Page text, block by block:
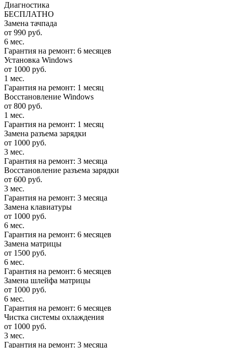
Диагностика
БЕСПЛАТНО
Замена тачпада
от 990 руб.
6 мес.
Гарантия на ремонт: 6 месяцев
Установка Windows
от 1000 руб.
1 мес.
Гарантия на ремонт: 1 месяц
Восстановление Windows
от 800 руб.
1 мес.
Гарантия на ремонт: 1 месяц
Замена разъема зарядки
от 1000 руб.
3 мес.
Гарантия на ремонт: 3 месяца
Восстановление разъема зарядки
от 600 руб.
3 мес.
Гарантия на ремонт: 3 месяца
Замена клавиатуры
от 1000 руб.
6 мес.
Гарантия на ремонт: 6 месяцев
Замена матрицы
от 1500 руб.
6 мес.
Гарантия на ремонт: 6 месяцев
Замена шлейфа матрицы
от 1000 руб.
6 мес.
Гарантия на ремонт: 6 месяцев
Чистка системы охлаждения
от 1000 руб.
3 мес.
Гарантия на ремонт: 3 месяца